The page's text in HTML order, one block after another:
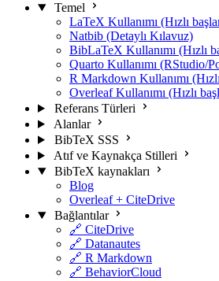
Temel
LaTeX Kullanımı (Hızlı
Natbib (Detaylı Kılavuz)
BibLaTeX Kullanımı (Hızlı
Quarto Kullanımı (RStudio/
R Markdown Kullanımı
Overleaf Kullanımı (Hızlı
Referans Türleri
Alanlar
BibTeX SSS
Atıf ve Kaynakça Stilleri
BibTeX kaynakları
Blog
Overleaf + CiteDrive
Bağlantılar
🔗 CiteDrive
🔗 Datanautes
🔗 R Markdown
🔗 BehaviorCloud